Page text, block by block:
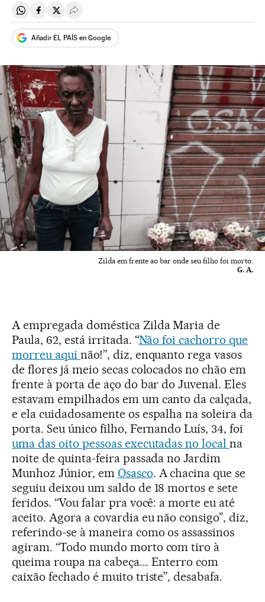
Compartir en Whatsapp
Compartir en Facebook
Compartir en Twitter
Desplegar Redes Sociales
Añadir EL PAÍS en Google
Zilda em frente ao bar onde seu filho foi morto.
G. A.
A empregada doméstica Zilda Maria de
Paula, 62, está irritada. “Não foi cachorro que
morreu aqui não!”, diz, enquanto rega vasos
de flores já meio secas colocados no chão em
frente à porta de aço do bar do Juvenal. Eles
estavam empilhados em um canto da calçada,
e ela cuidadosamente os espalha na soleira da
porta. Seu único filho, Fernando Luís, 34, foi
uma das oito pessoas executadas no localna
noite de quinta-feira passada no Jardim
Munhoz Júnior, em Osasco. A chacina que se
seguiu deixou um saldo de 18 mortos e sete
feridos. “Vou falar pra você: a morte eu até
aceito. Agora a covardia eu não consigo”, diz,
referindo-se à maneira como os assassinos
agiram. “Todo mundo morto com tiro à
queima roupa na cabeça... Enterro com
caixão fechado é muito triste”, desabafa.